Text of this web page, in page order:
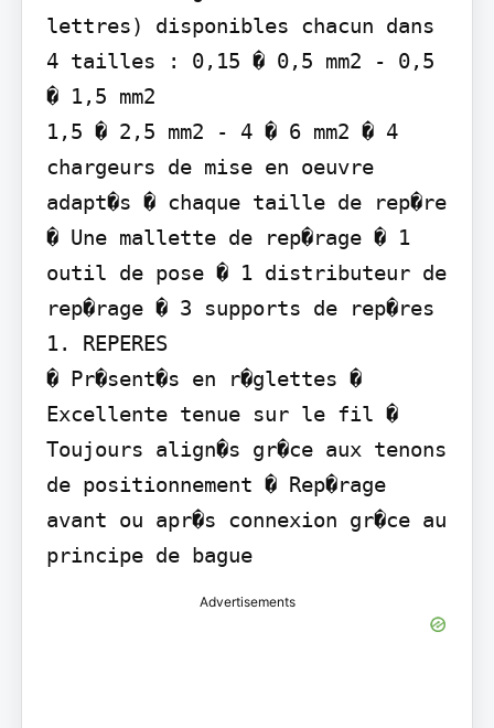
lettres) disponibles chacun dans
4 tailles : 0,15 � 0,5 mm2 - 0,5
� 1,5 mm2
1,5 � 2,5 mm2 - 4 � 6 mm2 � 4
chargeurs de mise en oeuvre
adapt�s � chaque taille de rep�re
� Une mallette de rep�rage � 1
outil de pose � 1 distributeur de
rep�rage � 3 supports de rep�res
1. REPERES
� Pr�sent�s en r�glettes �
Excellente tenue sur le fil �
Toujours align�s gr�ce aux tenons
de positionnement � Rep�rage
avant ou apr�s connexion gr�ce au
principe de bague
Advertisements